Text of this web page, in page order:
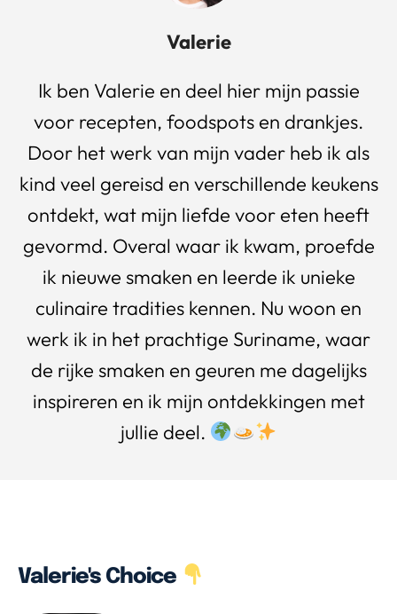
Valerie
Ik ben Valerie en deel hier mijn passie
voor recepten, foodspots en drankjes.
Door het werk van mijn vader heb ik als
kind veel gereisd en verschillende keukens
ontdekt, wat mijn liefde voor eten heeft
gevormd. Overal waar ik kwam, proefde
ik nieuwe smaken en leerde ik unieke
culinaire tradities kennen. Nu woon en
werk ik in het prachtige Suriname, waar
de rijke smaken en geuren me dagelijks
inspireren en ik mijn ontdekkingen met
jullie deel.
Valerie's Choice